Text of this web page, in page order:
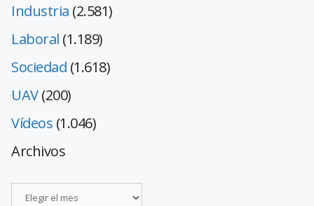
Industria (2.581)
Laboral (1.189)
Sociedad (1.618)
UAV(200)
Vídeos (1.046)
Archivos